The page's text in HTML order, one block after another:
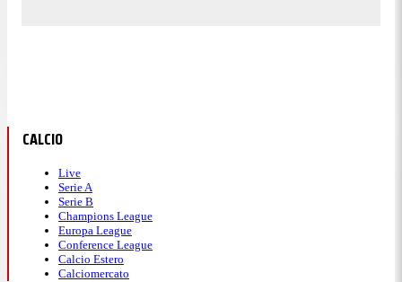
CALCIO
Live
Serie A
Serie B
Champions League
Europa League
Conference League
Calcio Estero
Calciomercato